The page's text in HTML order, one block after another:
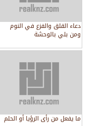
دعاء القلق والفزع في النوم
ومن بلي بالوحشة
ما يفعل من رأى الرؤيا أو الحلم